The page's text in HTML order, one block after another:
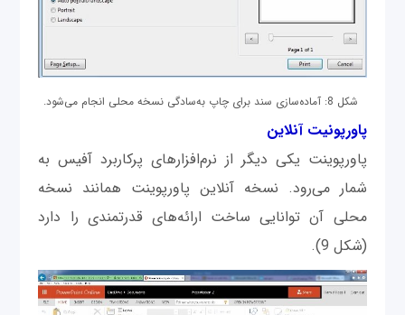
شکل 8: آماده‌سازی سند برای چاپ به‌سادگی نسخه محلی انجام می‌شود.
پاورپونیت آنلاین
پاورپوینت یکی دیگر از نرم‌افزارهای پرکاربرد آفیس به
شمار می‌رود. نسخه آنلاین پاورپوینت همانند نسخه
محلی آن توانایی ساخت ارائه‌های قدرتمندی را دارد
(شکل 9).